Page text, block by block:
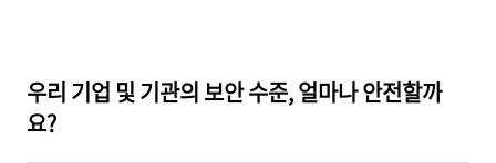
우리 기업 및 기관의 보안 수준, 얼마나 안전할까
요?